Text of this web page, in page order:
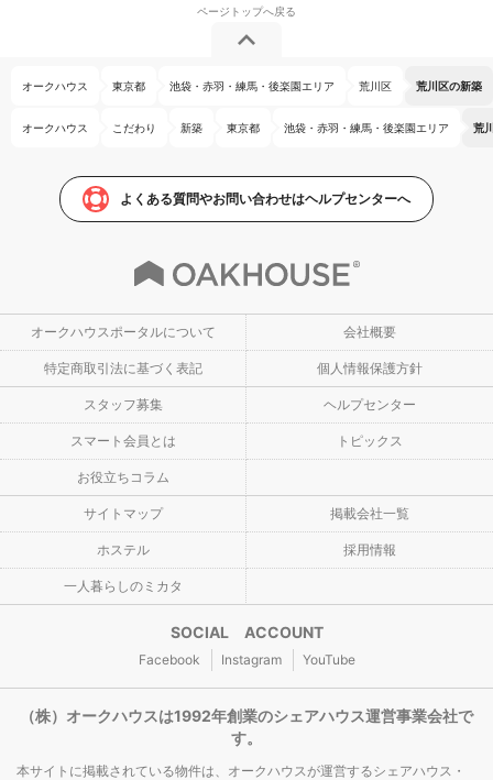
オークハウス 東京都 池袋・赤羽・練馬・後楽園エリア 荒川区 荒川区の新築
オークハウス こだわり 新築 東京都 池袋・赤羽・練馬・後楽園エリア 荒
よくある質問やお問い合わせはヘルプセンターへ
オークハウスポータルについて 会社概要
特定商取引法に基づく表記 個人情報保護方針
スタッフ募集 ヘルプセンター
スマート会員とは トピックス
お役立ちコラム
サイトマップ 掲載会社一覧
ホステル 採用情報
一人暮らしのミカタ
SOCIAL ACCOUNT
Facebook Instagram YouTube
（株）オークハウスは1992年創業のシェアハウス運営事業会社で
す。
本サイトに掲載されている物件は、オークハウスが運営するシェアハウス・